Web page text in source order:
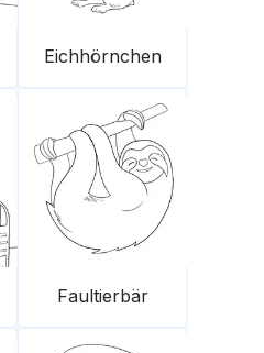
Eichhörnchen
Faultierbär